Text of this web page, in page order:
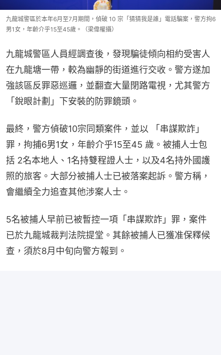
九龍城警區於本年6月至7月期間，偵破 10 宗「猜猜我是誰」電話騙案，警方拘6
男1女，年齡介乎15至45歲。（梁偉權攝）
九龍城警區人員經調查後，發現騙徒傾向相約受害人
在九龍塘一帶，較為幽靜的街道進行交收。警方遂加
強該區反罪惡巡邏，並翻查大量閉路電視，尤其警方
「銳眼計劃」下安裝的防罪鏡頭。
最終，警方偵破10宗同類案件，並以 「串謀欺詐」
罪，拘捕6男1女，年齡介乎15至45 歲。被捕人士包
括 2名本地人、1名持雙程證人士，以及4名持外國護
照的旅客。大部分被捕人士已被落案起訴。警方稱，
會繼續全力追查其他涉案人士。
5名被捕人早前已被暫控一項「串謀欺詐」罪，案件
已於九龍城裁判法院提堂。其餘被捕人已獲准保釋候
查，須於8月中旬向警方報到。